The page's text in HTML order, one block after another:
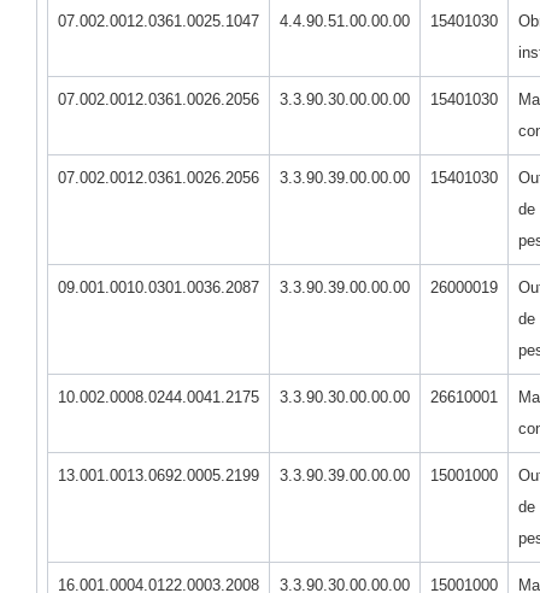
07.002.0012.0361.0025.1047 4.4.90.51.00.00.00 15401030
07.002.0012.0361.0026.2056 3.3.90.30.00.00.00 15401030
07.002.0012.0361.0026.2056 3.3.90.39.00.00.00 15401030
de
09.001.0010.0301.0036.2087 3.3.90.39.00.00.00 26000019
de
10.002.0008.0244.0041.2175 3.3.90.30.00.00.00 26610001
13.001.0013.0692.0005.2199 3.3.90.39.00.00.00 15001000
de
16.001.0004.0122.0003.2008 3.3.90.30.00.00.00 15001000